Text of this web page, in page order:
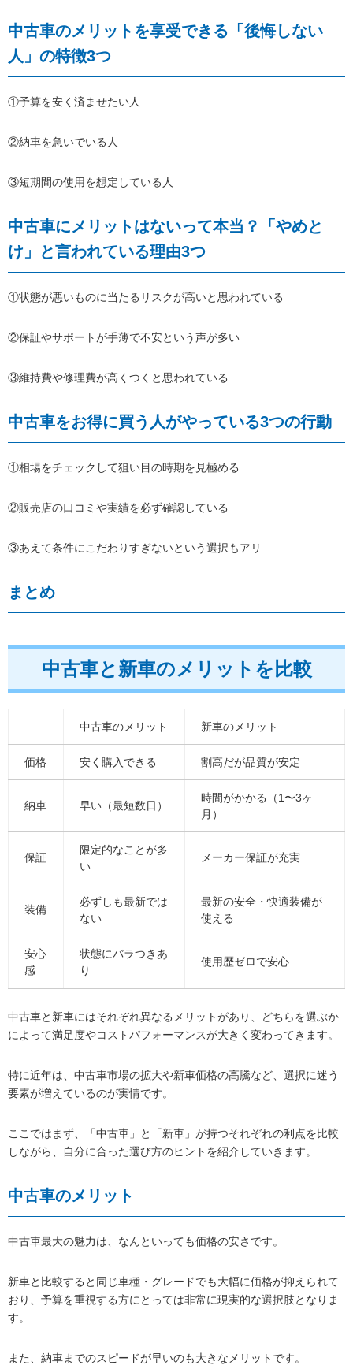
中古車のメリットを享受できる「後悔しない
人」の特徴3つ
①予算を安く済ませたい人
②納車を急いでいる人
③短期間の使用を想定している人
中古車にメリットはないって本当？「やめと
け」と言われている理由3つ
①状態が悪いものに当たるリスクが高いと思われている
②保証やサポートが手薄で不安という声が多い
③維持費や修理費が高くつくと思われている
中古車をお得に買う人がやっている3つの行動
①相場をチェックして狙い目の時期を見極める
②販売店の口コミや実績を必ず確認している
③あえて条件にこだわりすぎないという選択もアリ
まとめ
中古車と新車のメリットを比較
中古車のメリット 新車のメリット
価格 安く購入できる 割高だが品質が安定
納車 早い（最短数日）
時間がかかる（1〜3ヶ
月）
保証
限定的なことが多
い
メーカー保証が充実
装備
必ずしも最新では
ない
最新の安全・快適装備が
使える
安心
感
状態にバラつきあ
り
使用歴ゼロで安心
中古車と新車にはそれぞれ異なるメリットがあり、どちらを選ぶか
によって満足度やコストパフォーマンスが大きく変わってきます。
特に近年は、中古車市場の拡大や新車価格の高騰など、選択に迷う
要素が増えているのが実情です。
ここではまず、「中古車」と「新車」が持つそれぞれの利点を比較
しながら、自分に合った選び方のヒントを紹介していきます。
中古車のメリット
中古車最大の魅力は、なんといっても価格の安さです。
新車と比較すると同じ車種・グレードでも大幅に価格が抑えられて
おり、予算を重視する方にとっては非常に現実的な選択肢となりま
す。
また、納車までのスピードが早いのも大きなメリットです。